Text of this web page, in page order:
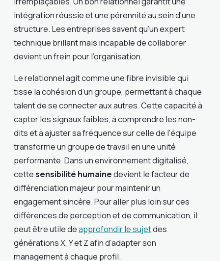
intégration réussie et une pérennité au sein d’une
structure. Les entreprises savent qu’un expert
technique brillant mais incapable de collaborer
devient un frein pour l’organisation.
Le relationnel agit comme une fibre invisible qui
tisse la cohésion d’un groupe, permettant à chaque
talent de se connecter aux autres. Cette capacité à
capter les signaux faibles, à comprendre les non-
dits et à ajuster sa fréquence sur celle de l’équipe
transforme un groupe de travail en une unité
performante. Dans un environnement digitalisé,
cettesensibilité humainedevient le facteur de
différenciation majeur pour maintenir un
engagement sincère. Pour aller plus loin sur ces
différences de perception et de communication, il
peut être utile deapprofondir le sujetdes
générations X, Y et Z afin d’adapter son
management à chaque profil.